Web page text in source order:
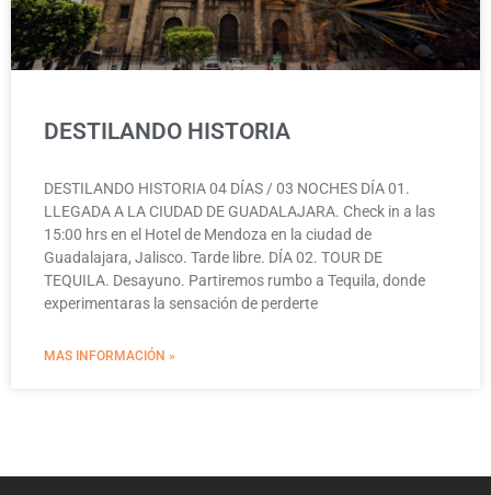
DESTILANDO HISTORIA
DESTILANDO HISTORIA 04 DÍAS / 03 NOCHES DÍA 01.
LLEGADA A LA CIUDAD DE GUADALAJARA. Check in a las
15:00 hrs en el Hotel de Mendoza en la ciudad de
Guadalajara, Jalisco. Tarde libre. DÍA 02. TOUR DE
TEQUILA. Desayuno. Partiremos rumbo a Tequila, donde
experimentaras la sensación de perderte
MAS INFORMACIÓN »